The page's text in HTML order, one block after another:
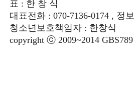
표 : 한 창 식
대표전화 : 070-7136-0174 , 정
청소년보호책임자 : 한창식
copyright ⓒ 2009~2014